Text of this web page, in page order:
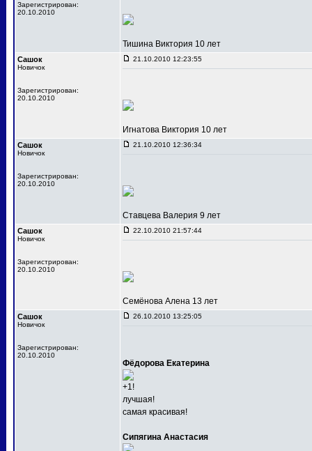
Зарегистрирован:
20.10.2010
Тишина Виктория 10 лет
Сашок
Новичок
Зарегистрирован:
20.10.2010
21.10.2010 12:23:55
Игнатова Виктория 10 лет
Сашок
Новичок
Зарегистрирован:
20.10.2010
21.10.2010 12:36:34
Ставцева Валерия 9 лет
Сашок
Новичок
Зарегистрирован:
20.10.2010
22.10.2010 21:57:44
Семёнова Алена 13 лет
Сашок
Новичок
Зарегистрирован:
20.10.2010
26.10.2010 13:25:05
Фёдорова Екатерина
+1!
лучшая!
самая красивая!
Сипягина Анастасия